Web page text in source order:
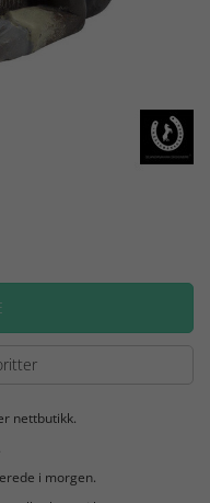
nettbutikk.
i morgen.